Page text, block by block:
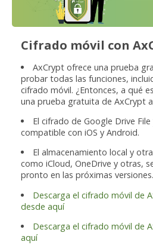
Cifrado móvil con
AxCrypt ofrece una prueba
probar todas las funciones,
cifrado móvil. ¿Entonces, a qué
una prueba gratuita de AxCrypt
El cifrado de Google Drive
compatible con iOS y Android.
El almacenamiento local y
como iCloud, OneDrive y otras,
pronto en las próximas versiones.
Descarga el cifrado móvil de
desde aquí
Descarga el cifrado móvil de
aquí